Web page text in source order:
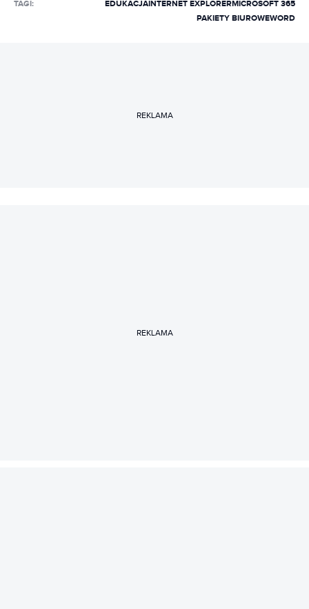
TAGI: EDUKACJAINTERNET EXPLORERMICROSOFT 365
PAKIETY BIUROWEWORD
REKLAMA
REKLAMA